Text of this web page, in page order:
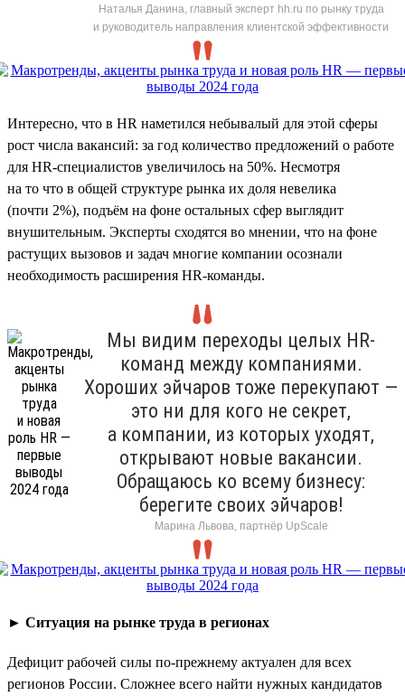
Наталья Данина, главный эксперт hh.ru по рынку труда
и руководитель направления клиентской эффективности
Интересно, что в HR наметился небывалый для этой сферы
рост числа вакансий: за год количество предложений о работе
для HR-специалистов увеличилось на 50%. Несмотря
на то что в общей структуре рынка их доля невелика
(почти 2%), подъём на фоне остальных сфер выглядит
внушительным. Эксперты сходятся во мнении, что на фоне
растущих вызовов и задач многие компании осознали
необходимость расширения HR-команды.
Мы видим переходы целых HR-
команд между компаниями.
Хороших эйчаров тоже перекупают —
это ни для кого не секрет,
а компании, из которых уходят,
открывают новые вакансии.
Обращаюсь ко всему бизнесу:
берегите своих эйчаров!
Марина Львова, партнёр UpScale
► Ситуация на рынке труда в регионах
Дефицит рабочей силы по-прежнему актуален для всех
регионов России. Сложнее всего найти нужных кандидатов